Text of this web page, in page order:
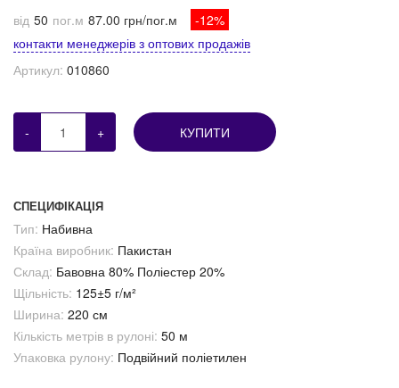
від 50 пог.м 87.00 грн/пог.м
-12%
контакти менеджерів з оптових продажів
Артикул: 010860
- + КУПИТИ
СПЕЦИФІКАЦІЯ
Тип: Набивна
Країна виробник: Пакистан
Склад: Бавовна 80% Поліестер 20%
Щільність: 125±5 г/м²
Ширина: 220 см
Кількість метрів в рулоні: 50 м
Упаковка рулону: Подвійний поліетилен